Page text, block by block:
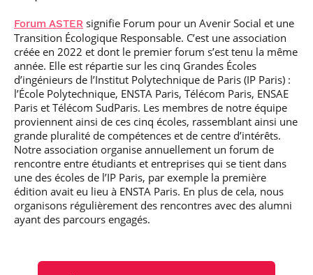
Forum ASTER signifie Forum pour un Avenir Social et une
Transition Écologique Responsable. C’est une association
créée en 2022 et dont le premier forum s’est tenu la même
année. Elle est répartie sur les cinq Grandes Écoles
d’ingénieurs de l’Institut Polytechnique de Paris (IP Paris) :
l’École Polytechnique, ENSTA Paris, Télécom Paris, ENSAE
Paris et Télécom SudParis. Les membres de notre équipe
proviennent ainsi de ces cinq écoles, rassemblant ainsi une
grande pluralité de compétences et de centre d’intérêts.
Notre association organise annuellement un forum de
rencontre entre étudiants et entreprises qui se tient dans
une des écoles de l’IP Paris, par exemple la première
édition avait eu lieu à ENSTA Paris. En plus de cela, nous
organisons régulièrement des rencontres avec des alumni
ayant des parcours engagés.